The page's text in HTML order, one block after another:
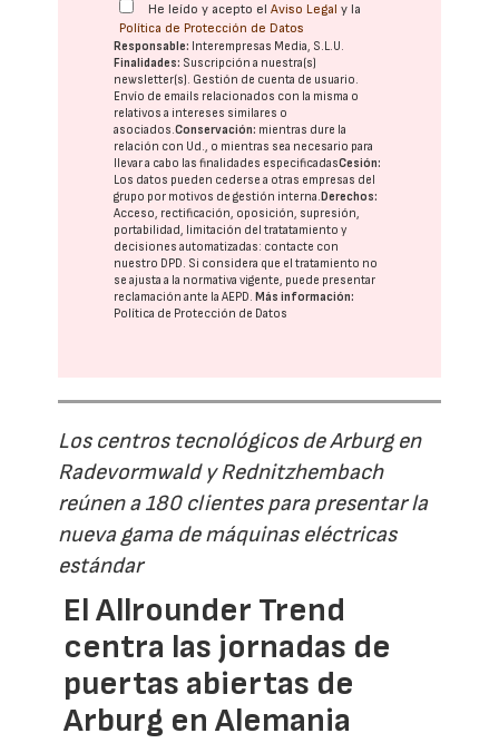
He leído y acepto elAviso Legal y la
Política de Protección de Datos
Responsable: Interempresas Media, S.L.U.
Finalidades: Suscripción a nuestra(s)
newsletter(s). Gestión de cuenta de usuario.
Envío de emails relacionados con la misma o
relativos a intereses similares o
asociados.Conservación: mientras dure la
relación con Ud., o mientras sea necesario para
llevar a cabo las finalidades especificadasCesión:
Los datos pueden cederse a otras empresas del
grupo por motivos de gestión interna. Derechos:
Acceso, rectificación, oposición, supresión,
portabilidad, limitación del tratatamiento y
decisiones automatizadas: contacte con
nuestro DPD. Si considera que el tratamiento no
se ajusta a la normativa vigente, puede presentar
reclamación ante laAEPD. Más información:
Política de Protección de Datos
Los centros tecnológicos de Arburg en
Radevormwald y Rednitzhembach
reúnen a 180 clientes para presentar la
nueva gama de máquinas eléctricas
estándar
El Allrounder Trend
centra las jornadas de
puertas abiertas de
Arburg en Alemania